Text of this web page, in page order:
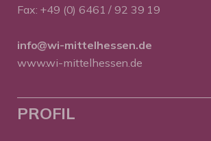
Fax: +49 (0) 6461 / 92 39 19
info@wi-mittelhessen.de
www.wi-mittelhessen.de
PROFIL